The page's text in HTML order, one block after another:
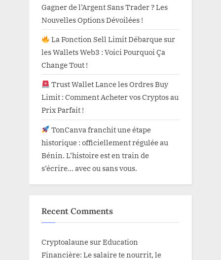
Gagner de l’Argent Sans Trader ? Les
Nouvelles Options Dévoilées !
La Fonction Sell Limit Débarque sur
les Wallets Web3 : Voici Pourquoi Ça
Change Tout !
Trust Wallet Lance les Ordres Buy
Limit : Comment Acheter vos Cryptos au
Prix Parfait !
TonCanva franchit une étape
historique : officiellement régulée au
Bénin. L’histoire est en train de
s’écrire… avec ou sans vous.
Recent Comments
Cryptoalaune surEducation
Financière: Le salaire te nourrit, le